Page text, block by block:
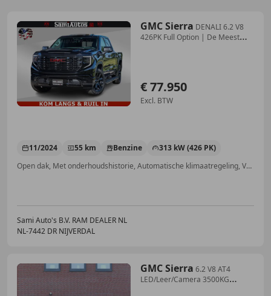
GMC Sierra DENALI 6.2 V8
426PK Full Option | De Meest
€ 77.950
Excl. BTW
11/2024 55 km Benzine
313 kW (426 PK)
Open dak, Met onderhoudshistorie, Automatische klimaatregeling, Verwarming zetels achter, Schakelflippers, Stuurwielverwarming, Elektrische stoelverstelling, Android Auto
Sami Auto's B.V. RAM DEALER NL
NL-7442 DR NIJVERDAL
GMC Sierra 6.2 V8 AT4
LED/Leer/Camera 3500KG